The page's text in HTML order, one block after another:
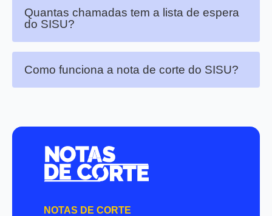
Quantas chamadas tem a lista de espera
do SISU?
Como funciona a nota de corte do SISU?
NOTAS DE CORTE